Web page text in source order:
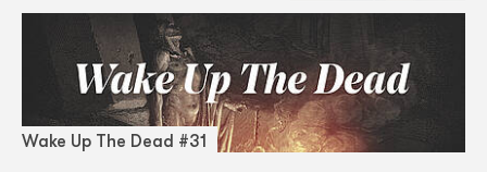
Wake Up The Dead #31